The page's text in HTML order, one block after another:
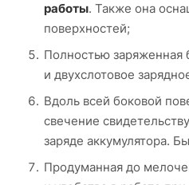
работы. Также она
поверхностей;
Полностью заряженная
и двухслотовое
Вдоль всей боковой
свечение
заряде аккумулятора.
Продуманная до